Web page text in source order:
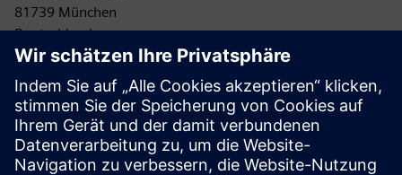
81739 München
Deutschland
Zuständige Aufsichtsbehörde:
Bundesanstalt für Finanzdienstleistungsaufsicht (BaFin)
Graurheindorfer Straße 108
53117 Bonn